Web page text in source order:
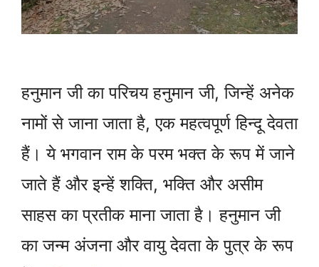
हनुमान जी का परिचय हनुमान जी, जिन्हें अनेक
नामों से जाना जाता है, एक महत्वपूर्ण हिन्दू देवता
हैं। ये भगवान राम के परम भक्त के रूप में जाने
जाते हैं और इन्हें शक्ति, भक्ति और असीम
साहस का प्रतीक माना जाता है। हनुमान जी
का जन्म अंजना और वायु देवता के पुत्र के रूप